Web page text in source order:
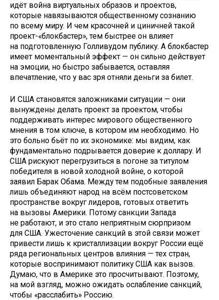
идёт война виртуальных образов и проектов,
которые навязываются общественному сознанию
по всему миру. И чем красочней и циничней такой
проект-«блокбастер», тем быстрее он влияет
на подготовленную Голливудом публику. А блокбастер
имеет моментальный эффект — он сильно действует
на эмоции, но быстро забывается, оставляя
впечатление, что у вас зря отняли деньги за билет.
И США становятся заложниками ситуации — они
вынуждены делать проект за проектом, чтобы
поддерживать интерес мирового общественного
мнения в том ключе, в котором им необходимо. Но
это больно бьёт по их экономике: мы видим, как
фундаментально подрывается доверие к доллару. И
США рискуют перегрузиться в погоне за титулом
победителя в новой холодной войне, о которой
заявил Барак Обама. Между тем подобные заявления
лишь объединяют народ на всём постсоветском
пространстве вокруг лидеров, готовых ответить
на вызовы Америки. Потому санкции Запада
не работают, и это стало неприятным сюрпризом
для США. Ужесточение санкций в этой связи может
привести лишь к кристаллизации вокруг России ещё
ряда региональных центров влияния — тех стран,
которые воспринимают политику США как вызов.
Думаю, что в Америке это просчитывают. Поэтому,
на мой взгляд, можно ожидать ослабление санкций,
чтобы «расслабить» Россию.